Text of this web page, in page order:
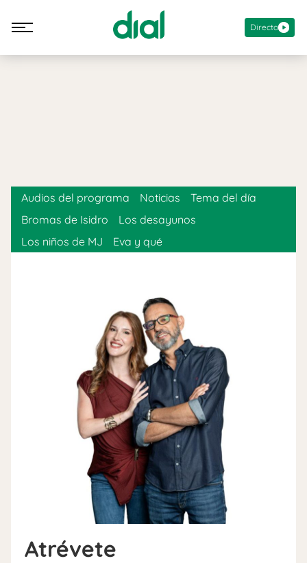
Directo
Atrévete
Audios del programa Noticias
Tema del día
Bromas de Isidro
Los desayunos
Los niños de MJ
Eva y qué